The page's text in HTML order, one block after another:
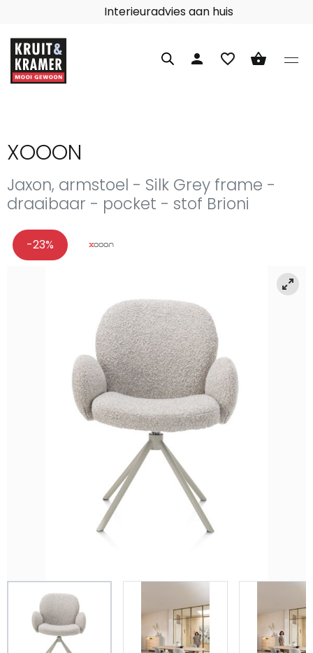
Interieuradvies aan huis
person favorite_border shopping_basket
XOOON
Jaxon, armstoel - Silk Grey frame -
draaibaar - pocket - stof Brioni
-23%